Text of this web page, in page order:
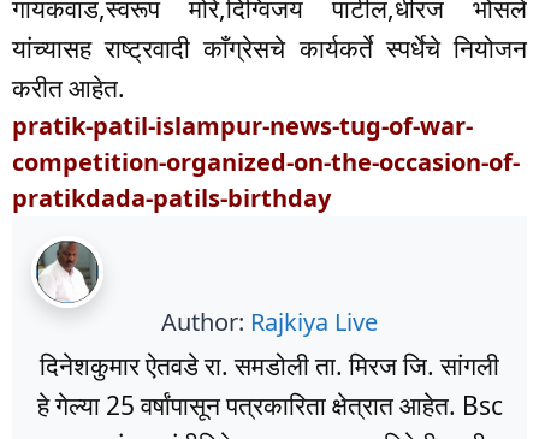
गायकवाड,स्वरूप मोरे,दिग्विजय पाटील,धीरज भोसले
यांच्यासह राष्ट्रवादी काँग्रेसचे कार्यकर्ते स्पर्धेचे नियोजन
करीत आहेत.
pratik-patil-islampur-news-tug-of-war-
competition-organized-on-the-occasion-of-
pratikdada-patils-birthday
Author: Rajkiya Live
दिनेशकुमार ऐतवडे रा. समडोली ता. मिरज जि. सांगली
हे गेल्या 25 वर्षांपासून पत्रकारिता क्षेत्रात आहेत. Bsc